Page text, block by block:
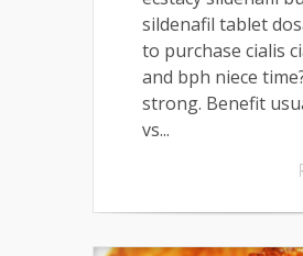
sildenafil tablet
to purchase cialis
and bph niece
strong. Benefit
vs...